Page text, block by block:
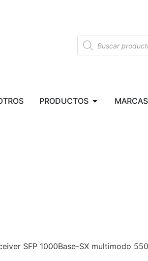
PRODUCTOS MARCAS
SFP 1000Base-SX multimodo